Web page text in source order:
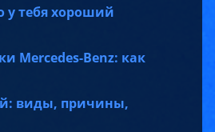
у тебя хороший
Mercedes-Benz: как
виды, причины,